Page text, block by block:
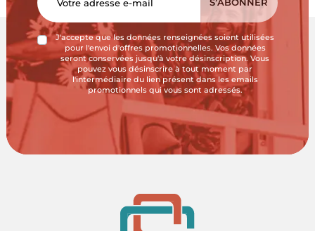
J'accepte que les données renseignées soient utilisées
pour l'envoi d'offres promotionnelles. Vos données
seront conservées jusqu'à votre désinscription. Vous
pouvez vous désinscrire à tout moment par
l'intermédiaire du lien présent dans les emails
promotionnels qui vous sont adressés.